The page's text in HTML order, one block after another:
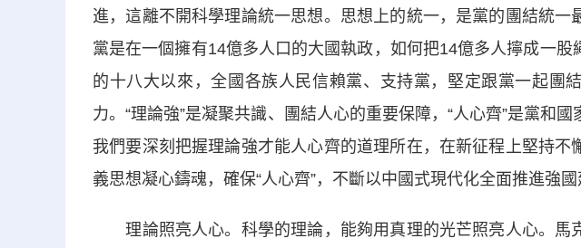
進，這離不開科學理論統一思想。思想上的統一，是黨的團結統一
黨是在一個擁有14億多人口的大國執政，如何把14億多人擰成一
的十八大以來，全國各族人民信賴黨、支持黨，堅定跟黨一起團
力。“理論強”是凝聚共識、團結人心的重要保障，“人心齊”是黨和國
我們要深刻把握理論強才能人心齊的道理所在，在新征程上堅持不
義思想凝心鑄魂，確保“人心齊”，不斷以中國式現代化全面推進強國
理論照亮人心。科學的理論，能夠用真理的光芒照亮人心。馬